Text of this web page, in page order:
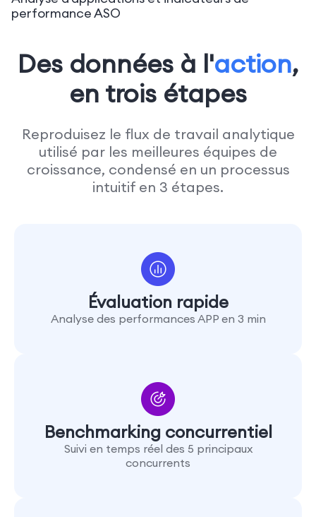
performance ASO
Des données à l'action,
en trois étapes
Reproduisez le flux de travail analytique
utilisé par les meilleures équipes de
croissance, condensé en un processus
intuitif en 3 étapes.
Évaluation rapide
Analyse des performances APP en 3 min
Benchmarking concurrentiel
Suivi en temps réel des 5 principaux
concurrents